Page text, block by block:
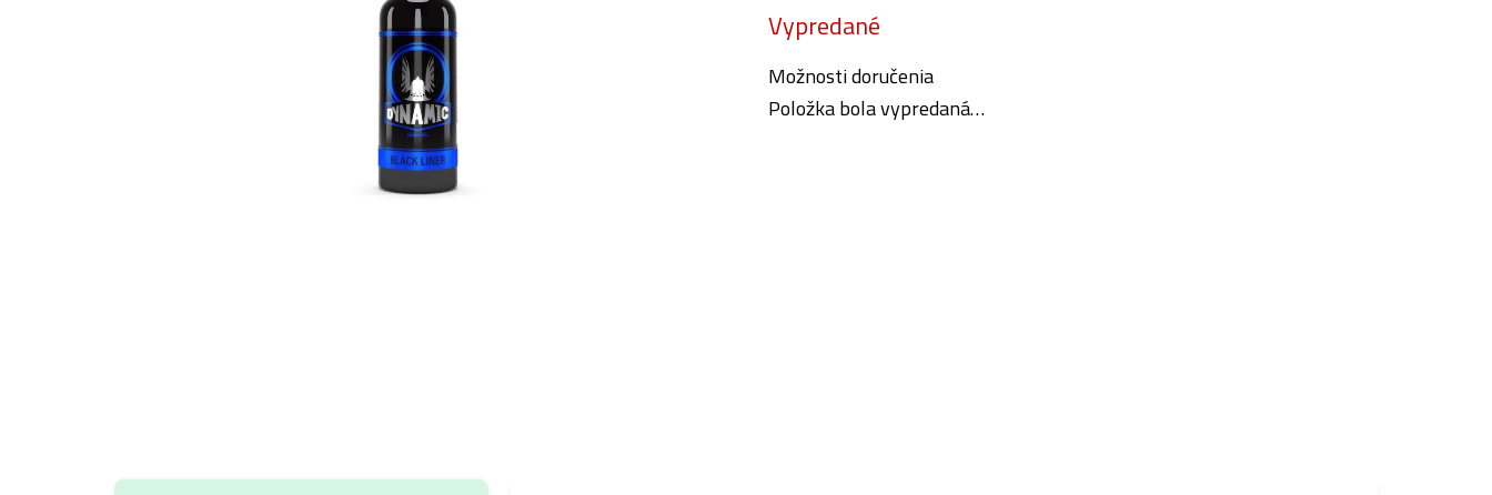
cena:
Vypredané
Možnosti doručenia
Položka bola vypredaná…